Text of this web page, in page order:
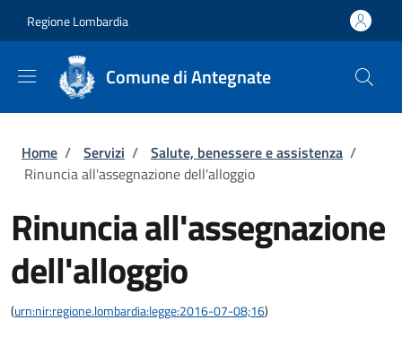
Regione Lombardia
Comune di Antegnate
Briciole di pane
Home / Servizi / Salute, benessere e assistenza /
Rinuncia all'assegnazione dell'alloggio
Rinuncia all'assegnazione
dell'alloggio
(urn:nir:regione.lombardia:legge:2016-07-08;16)